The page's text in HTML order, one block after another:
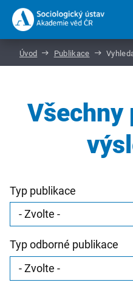
Úvod Publikace
Všechny
Typ publikace
Typ odborné publikace